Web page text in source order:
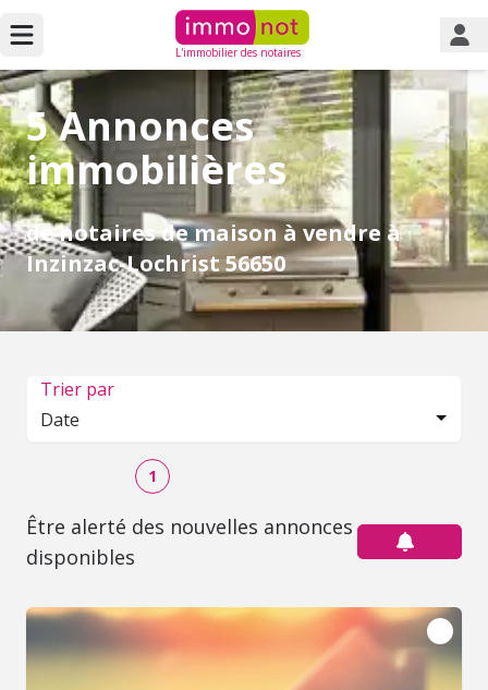
L'immobilier des notaires
5 Annonces
immobilières
de notaires de maison à vendre à
Inzinzac-Lochrist 56650
Trier par
Date
1
Être alerté des nouvelles annonces
disponibles